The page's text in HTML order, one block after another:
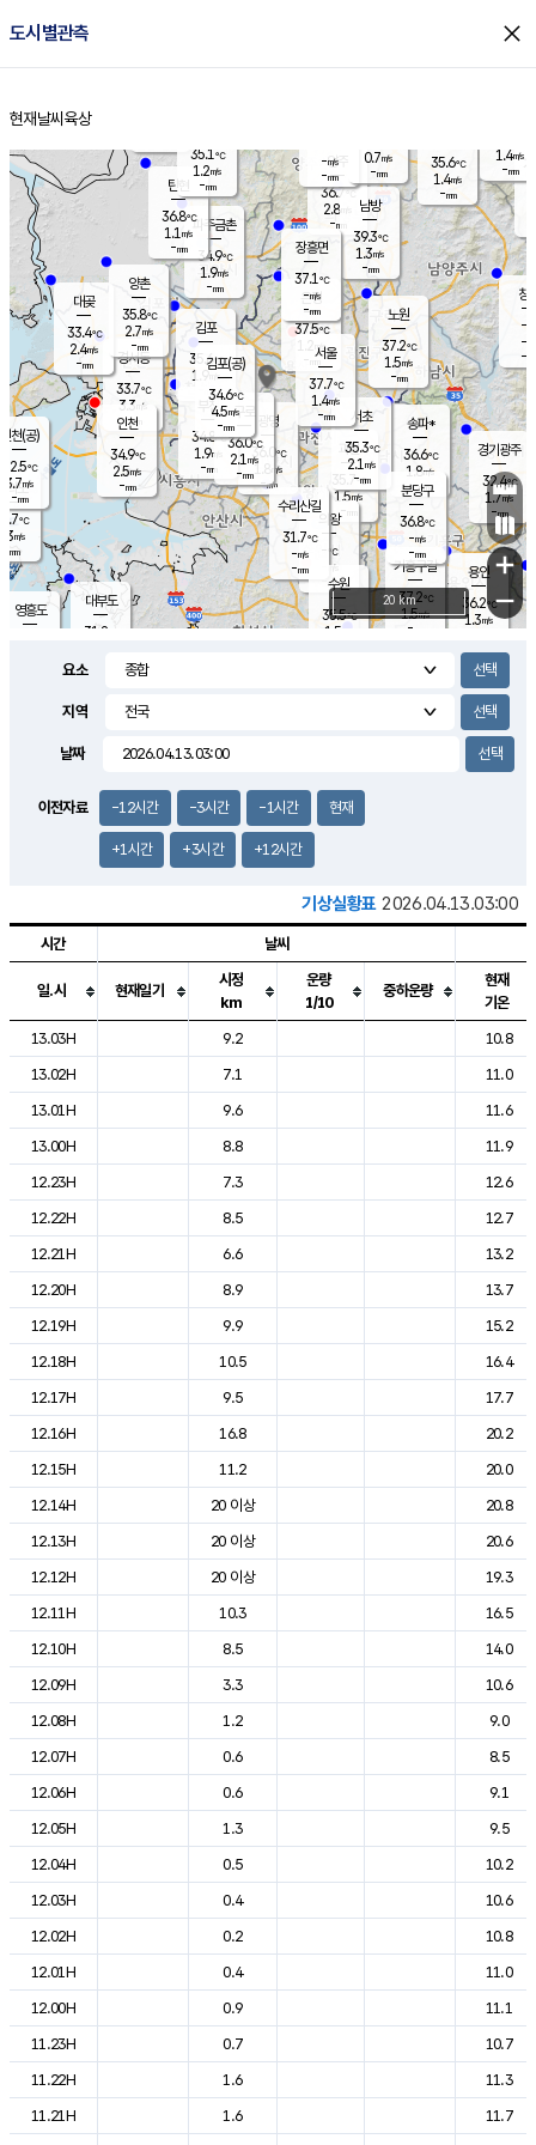
도시별관측 close
홈
현재날씨 육상
의도
℃
m/s
mm
영흥도
양주
36.7℃
2.8
-mm
과천
35.7℃
1.5m/s
- mm
용인
36.2℃
1.3m/s
경기광주
32.4℃
1.7m/s
-mm
2.2m/s
대부도
31.8
경서동
33.7℃
3.3 m/s
-mm
파주금촌
34.9℃
1.9m/s
-mm
35.6℃
1.4m/s
-mm
대곶
33.4℃
2.4m/s
-mm
창
-
-m/
-
탄현
36.8℃
1.1 m/s
-mm
1.4m/s
-mm
의왕
- ℃
m/s
mm
김포
35.6℃
1.9 m/s
mm
광명
36.0
℃
1.8 m/s
-mm
부천
34.8℃
1.9m/s
-mm
양촌
35.8℃
2.7m/s
-mm
구로
36.0℃
2.1 m/s
-mm
은평
37.5℃
1.2 m/s
- mm
노원
37.2℃
1.5m/s
-mm
송파*
36.6℃
1.8m/s
-mm
서초
35.3℃
2.1 m/s
-mm
남방
39.3℃
1.3m/s
-mm
기흥구갈
37.2℃
1.5m/s
-
수리산길
31.7℃
-m/s
-mm
분당구
36.8℃
-m/s
-mm
장흥면
37.1℃
-m/s
-mm
-m/s
-mm
인천(공)
32.5℃
3.7m/s
-mm
김포(공)
34.6℃
4.5m/s
-mm
수원
35.5℃
1.5 m/s
인천
34.9℃
2.5m/s
-mm
서울
37.7℃
1.4m/s
-mm
35.1℃
1.2m/s
-mm
0.7m/s
-mm
+
−
20 km
요소
지역
날짜
이전자료 -12시간 -3시간 -1시간 현재
+1시간 +3시간 +12시간
기상실황표 2026.04.13.03:00
도시별 기상실황표로 지점, 날씨, 기온, 강수, 바람, 기압등을 안내한 표입
시간 날씨
일.시 현재일기
시정
km
운량
1/10
중하운량
현재
기온
13.03H
9.2
10.8
13.02H
7.1
11.0
13.01H
9.6
11.6
13.00H
8.8
11.9
12.23H
7.3
12.6
12.22H
8.5
12.7
12.21H
6.6
13.2
12.20H
8.9
13.7
12.19H
9.9
15.2
12.18H
10.5
16.4
12.17H
9.5
17.7
12.16H
16.8
20.2
12.15H
11.2
20.0
12.14H
20 이상
20.8
12.13H
20 이상
20.6
12.12H
20 이상
19.3
12.11H
10.3
16.5
12.10H
8.5
14.0
12.09H
3.3
10.6
12.08H
1.2
9.0
12.07H
0.6
8.5
12.06H
0.6
9.1
12.05H
1.3
9.5
12.04H
0.5
10.2
12.03H
0.4
10.6
12.02H
0.2
10.8
12.01H
0.4
11.0
12.00H
0.9
11.1
11.23H
0.7
10.7
11.22H
1.6
11.3
11.21H
1.6
11.7